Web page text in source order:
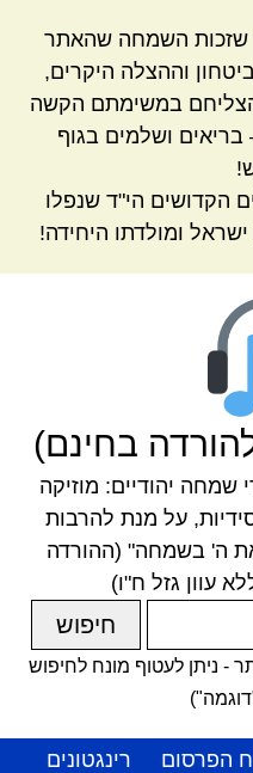
שזכות השמחה שהאתר
וההצלה היקרים,
במשימתם הקשה
ושלמים בגוף
הקדושים הי"ד שנפלו
ומולדתו היחידה!
בחינם)
שמחה יהודיים: מוזיקה
על מנת להרבות
ה' בשמחה" (ההורדה
עוון גזל ח"ו)
- ניתן לעטוף מונח לחיפוש
הפרסום
רינגטונים